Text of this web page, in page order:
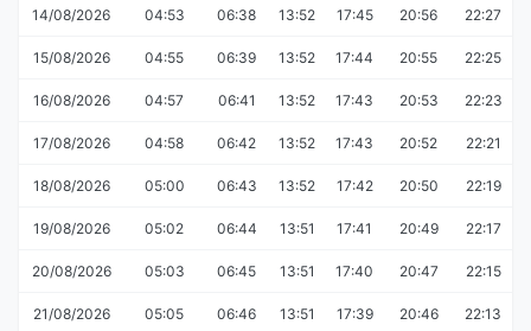
14/08/2026 04:53 06:38 13:52 17:45 20:56 22:27
15/08/2026 04:55 06:39 13:52 17:44 20:55 22:25
16/08/2026 04:57 06:41 13:52 17:43 20:53 22:23
17/08/2026 04:58 06:42 13:52 17:43 20:52 22:21
18/08/2026 05:00 06:43 13:52 17:42 20:50 22:19
19/08/2026 05:02 06:44 13:51 17:41 20:49 22:17
20/08/2026 05:03 06:45 13:51 17:40 20:47 22:15
21/08/2026 05:05 06:46 13:51 17:39 20:46 22:13